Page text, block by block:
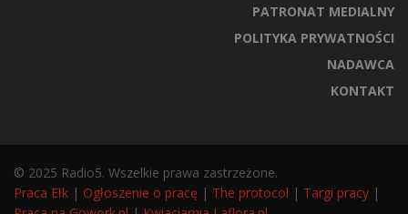
PATRONAT MEDIALNY
POLITYKA PRYWATNOŚCI
NADAWCA
KONTAKT
© 2025 Radio5. Wszelkie prawa zastrzeżone.
Praca Ełk | Ogłoszenie o pracę | The protocol | Targi pracy |